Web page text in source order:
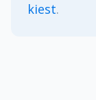
kiest.